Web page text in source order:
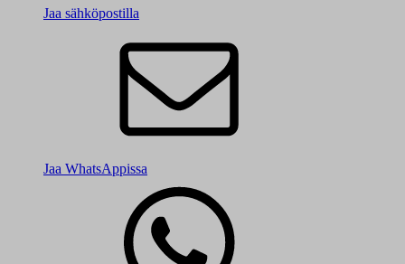
Jaa sähköpostilla
Jaa WhatsAppissa